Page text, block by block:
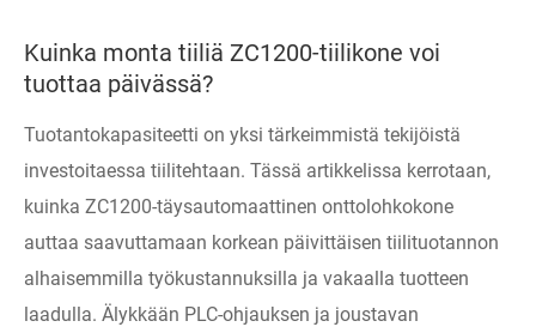
Kuinka monta tiiliä ZC1200-tiilikone voi
tuottaa päivässä?
Tuotantokapasiteetti on yksi tärkeimmistä tekijöistä
investoitaessa tiilitehtaan. Tässä artikkelissa kerrotaan,
kuinka ZC1200-täysautomaattinen onttolohkokone
auttaa saavuttamaan korkean päivittäisen tiilituotannon
alhaisemmilla työkustannuksilla ja vakaalla tuotteen
laadulla. Älykkään PLC-ohjauksen ja joustavan